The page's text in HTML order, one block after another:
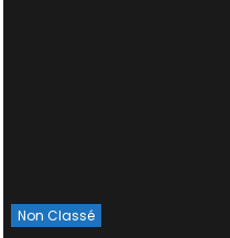
Non Classé